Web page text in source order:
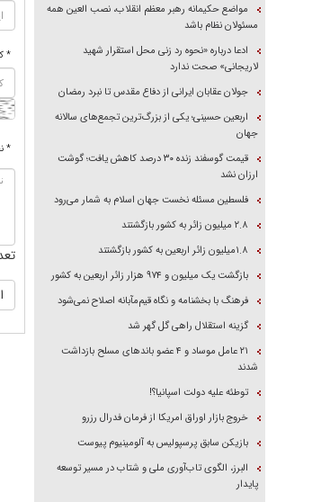
*
*
مواضع حکیمانه رهبر معظم انقلاب، نصب العین همه
مسئولان نظام باشد
ادعا درباره «نحوه رد زنی محل استقرار شهید
لاریجانی» صحت ندارد
جولان عقابان ایرانی از دفاع مقدس تا نبرد رمضان
اربعین حسینی؛ یکی از بزرگ‌ترین تجمع‌های سالانه
جهان
قیمت گوسفند زنده ۳۰ درصد کاهش یافت؛ گوشت
ارزان نشد
فلسطین مسئله نخست جهان اسلام به شمار می‌رود
۲.۸ میلیون زائر به کشور بازگشتند
۱.۸میلیون زائر اربعین به کشور بازگشتند
بازگشت یک میلیون و ۹۷۴ هزار زائر اربعین به کشور
فرهنگ با بخشنامه و نگاه قیم‌مآبانه اصلاح نمی‌شود
گزینه استقلال راهی گل گهر شد
۲۱ عامل موساد و ۴ عضو باند‌های مسلح بازداشت
شدند
توطئه علیه دولت اسپانیا؟!
خروج بازار اوراق امریکا از فرمان فدرال رزرو
بازیکن سابق پرسپولیس به آلومینیوم پیوست
البرز، الگوی تاب‌آوری ملی و شتاب در مسیر توسعه
پایدار